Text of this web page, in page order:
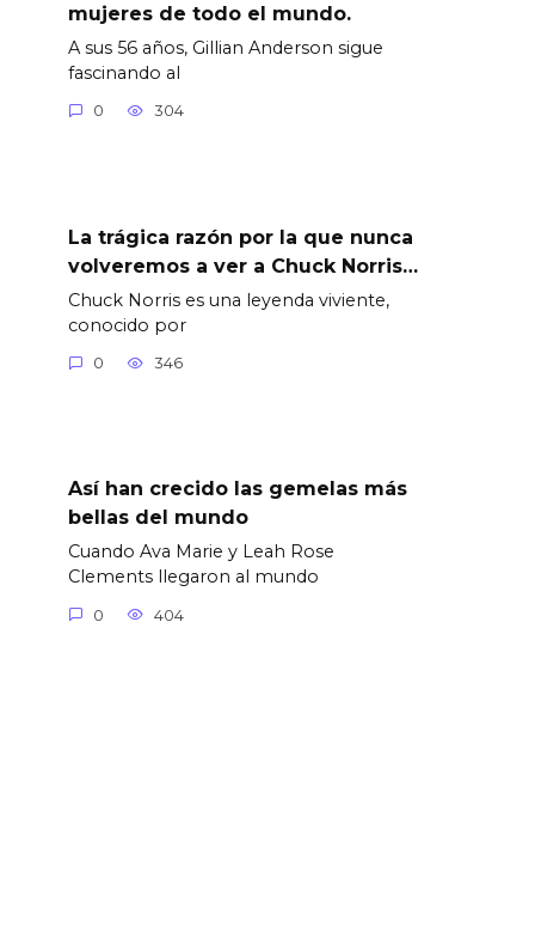
mujeres de todo el mundo.
A sus 56 años, Gillian Anderson sigue
fascinando al
0 304
La trágica razón por la que nunca
volveremos a ver a Chuck Norris…
Chuck Norris es una leyenda viviente,
conocido por
0 346
Así han crecido las gemelas más
bellas del mundo
Cuando Ava Marie y Leah Rose
Clements llegaron al mundo
0 404